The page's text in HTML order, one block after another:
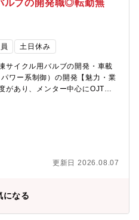
魅力・特徴・当社は、ガスバル
トの水制御バルブ、住宅用燃料
発･販売をしています。世界で3
製造技術をもつなど、卓越した
界中に当社の製品を届けていま
・TOTO・LIXIL・パナソニッ
代表する大手企業です。お風呂
て製品に当社の部品が使用され
ルブの開発職◎転勤無
土日休み
サイクル用バルブの開発・車載
ワー系制御）の開発【魅力・業
があり、メンター中心にOJTで
るなどフレックスタイム制を活
【募集背景】バッテリー式ハイ
ッド車、ハイブリッド車などに
用制御弁（エアコンの冷房運転
化ニーズ拡大に伴う超ハイテン
。・創業製品の自動車のタイヤ
心臓とも言える精密部品です。
造実績がある同社は現在国内シ
更新日 2026.08.07
になる